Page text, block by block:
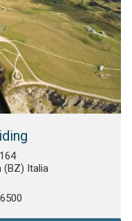
(BZ) Italia